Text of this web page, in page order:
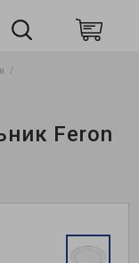
Feron